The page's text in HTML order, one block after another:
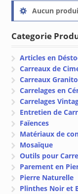
Aucun
Categorie
Articles en
Carreaux de
Carreaux
Carrelages en
Carrelages
Entretien de
Faïences
Matériaux de
Mosaïque
Outils pour
Parement en
Pierre Naturelle
Plinthes Noir et